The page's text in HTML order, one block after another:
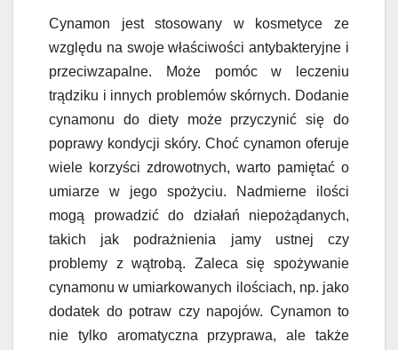
Cynamon jest stosowany w kosmetyce ze
względu na swoje właściwości antybakteryjne i
przeciwzapalne. Może pomóc w leczeniu
trądziku i innych problemów skórnych. Dodanie
cynamonu do diety może przyczynić się do
poprawy kondycji skóry. Choć cynamon oferuje
wiele korzyści zdrowotnych, warto pamiętać o
umiarze w jego spożyciu. Nadmierne ilości
mogą prowadzić do działań niepożądanych,
takich jak podrażnienia jamy ustnej czy
problemy z wątrobą. Zaleca się spożywanie
cynamonu w umiarkowanych ilościach, np. jako
dodatek do potraw czy napojów. Cynamon to
nie tylko aromatyczna przyprawa, ale także